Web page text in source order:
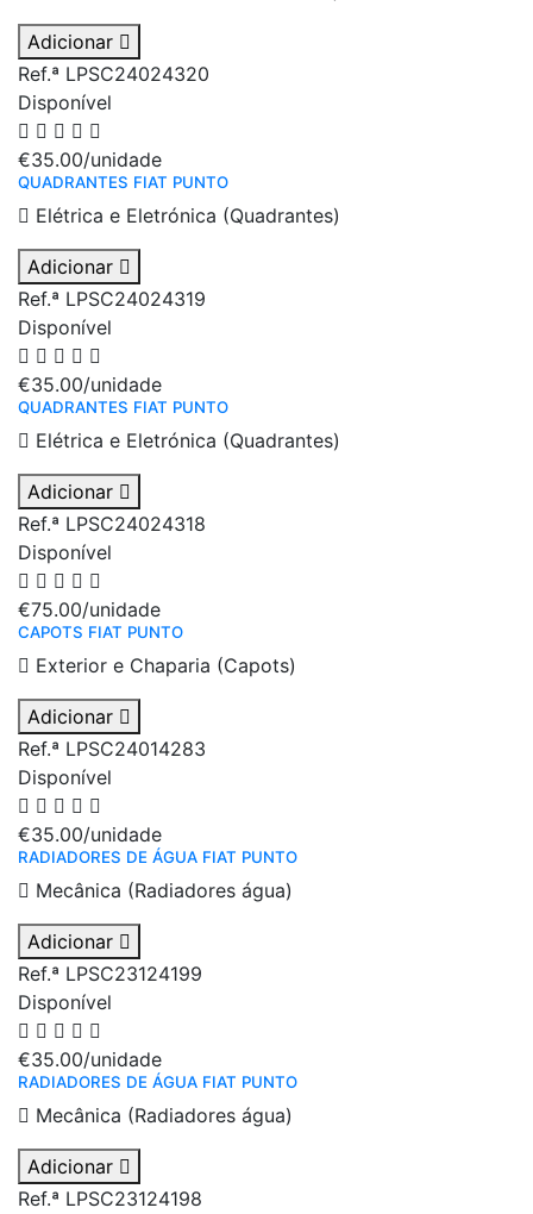
Adicionar
Ref.ª LPSC24024320
Disponível
€35.00/unidade
QUADRANTES FIAT PUNTO
Elétrica e Eletrónica (Quadrantes)
Adicionar
Ref.ª LPSC24024319
Disponível
€35.00/unidade
QUADRANTES FIAT PUNTO
Elétrica e Eletrónica (Quadrantes)
Adicionar
Ref.ª LPSC24024318
Disponível
€75.00/unidade
CAPOTS FIAT PUNTO
Exterior e Chaparia (Capots)
Adicionar
Ref.ª LPSC24014283
Disponível
€35.00/unidade
RADIADORES DE ÁGUA FIAT PUNTO
Mecânica (Radiadores água)
Adicionar
Ref.ª LPSC23124199
Disponível
€35.00/unidade
RADIADORES DE ÁGUA FIAT PUNTO
Mecânica (Radiadores água)
Adicionar
Ref.ª LPSC23124198